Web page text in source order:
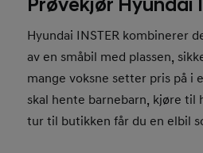
Prøvekjør Hyundai
Hyundai INSTER kombinerer
av en småbil med plassen,
mange voksne setter pris på i
skal hente barnebarn, kjøre til
tur til butikken får du en elbil